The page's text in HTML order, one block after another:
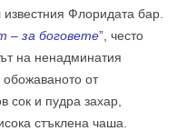
известния Флоридата бар.
– за боговете” , често
на ненадминатия
от
сок и пудра захар,
стъклена чаша.